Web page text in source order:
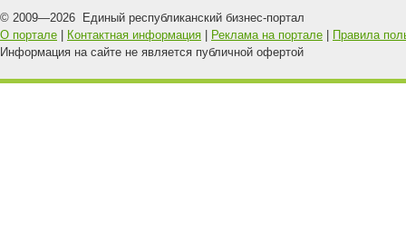
© 2009—2026 Единый республиканский бизнес-портал
О портале
Контактная информация Реклама на портале
Правила
Информация на сайте не является публичной офертой